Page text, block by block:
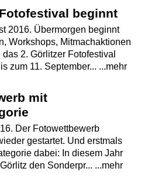
beginnt
2016. Übermorgen beginnt
Workshops, Mitmachaktionen
2. Görlitzer Fotofestival
zum 11. September... ...mehr
mit
Der Fotowettbewerb
gestartet. Und erstmals
dabei: In diesem Jahr
den Sonderpr... ...mehr